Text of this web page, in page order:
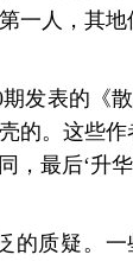
一人，其
发表的《
的。这些
，最后‘升华
的质疑。